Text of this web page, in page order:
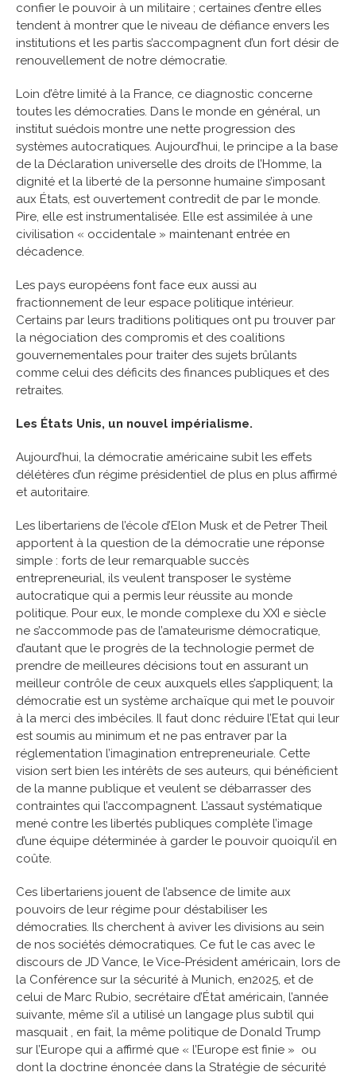
confier le pouvoir à un militaire ; certaines d’entre elles
tendent à montrer que le niveau de défiance envers les
institutions et les partis s’accompagnent d’un fort désir de
renouvellement de notre démocratie.
Loin d’être limité à la France, ce diagnostic concerne
toutes les démocraties. Dans le monde en général, un
institut suédois montre une nette progression des
systèmes autocratiques. Aujourd’hui, le principe a la base
de la Déclaration universelle des droits de l’Homme, la
dignité et la liberté de la personne humaine s’imposant
aux États, est ouvertement contredit de par le monde.
Pire, elle est instrumentalisée. Elle est assimilée à une
civilisation « occidentale » maintenant entrée en
décadence.
Les pays européens font face eux aussi au
fractionnement de leur espace politique intérieur.
Certains par leurs traditions politiques ont pu trouver par
la négociation des compromis et des coalitions
gouvernementales pour traiter des sujets brûlants
comme celui des déficits des finances publiques et des
retraites.
Les États Unis, un nouvel impérialisme.
Aujourd’hui, la démocratie américaine subit les effets
délétères d’un régime présidentiel de plus en plus affirmé
et autoritaire.
Les libertariens de l’école d’Elon Musk et de Petrer Theil
apportent à la question de la démocratie une réponse
simple : forts de leur remarquable succès
entrepreneurial, ils veulent transposer le système
autocratique qui a permis leur réussite au monde
politique. Pour eux, le monde complexe du XXI e siècle
ne s’accommode pas de l’amateurisme démocratique,
d’autant que le progrès de la technologie permet de
prendre de meilleures décisions tout en assurant un
meilleur contrôle de ceux auxquels elles s’appliquent; la
démocratie est un système archaïque qui met le pouvoir
à la merci des imbéciles. Il faut donc réduire l’Etat qui leur
est soumis au minimum et ne pas entraver par la
réglementation l’imagination entrepreneuriale. Cette
vision sert bien les intérêts de ses auteurs, qui bénéficient
de la manne publique et veulent se débarrasser des
contraintes qui l’accompagnent. L’assaut systématique
mené contre les libertés publiques complète l’image
d’une équipe déterminée à garder le pouvoir quoiqu’il en
coûte.
Ces libertariens jouent de l’absence de limite aux
pouvoirs de leur régime pour déstabiliser les
démocraties. Ils cherchent à aviver les divisions au sein
de nos sociétés démocratiques. Ce fut le cas avec le
discours de JD Vance, le Vice-Président américain, lors de
la Conférence sur la sécurité à Munich, en2025, et de
celui de Marc Rubio, secrétaire d’État américain, l’année
suivante, même s’il a utilisé un langage plus subtil qui
masquait , en fait, la même politique de Donald Trump
sur l’Europe qui a affirmé que « l’Europe est finie » ou
dont la doctrine énoncée dans la Stratégie de sécurité